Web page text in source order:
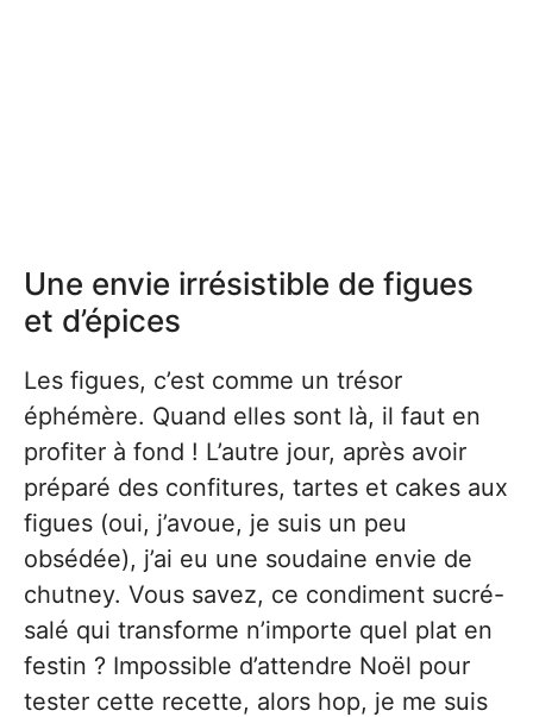
Une envie irrésistible de figues
et d’épices
Les figues, c’est comme un trésor
éphémère. Quand elles sont là, il faut en
profiter à fond ! L’autre jour, après avoir
préparé des confitures, tartes et cakes aux
figues (oui, j’avoue, je suis un peu
obsédée), j’ai eu une soudaine envie de
chutney. Vous savez, ce condiment sucré-
salé qui transforme n’importe quel plat en
festin ? Impossible d’attendre Noël pour
tester cette recette, alors hop, je me suis